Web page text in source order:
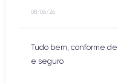
08/06/26
Tudo bem, conforme
e seguro